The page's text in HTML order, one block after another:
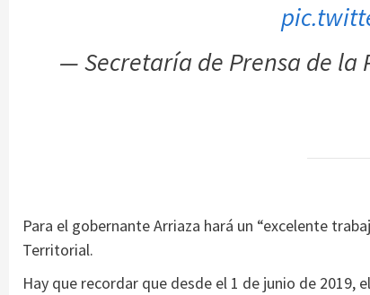
— Secretaría de Prensa de la
Para el gobernante Arriaza hará un “excelente
Territorial.
Hay que recordar que desde el 1 de junio de 2019,